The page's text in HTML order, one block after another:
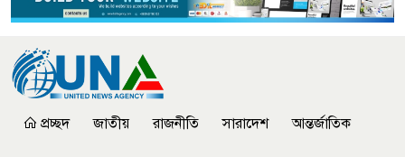
প্রচ্ছদ জাতীয় রাজনীতি সারাদেশ আন্তর্জাতিক